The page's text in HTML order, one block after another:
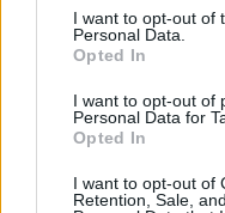
consent section.
I want to opt-out of
Personal Data.
Opted In
I want to opt-out of
Personal Data for
Opted In
I want to opt-out of
Retention, Sale,